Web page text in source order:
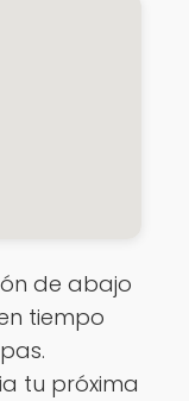
de abajo
tiempo
tu próxima